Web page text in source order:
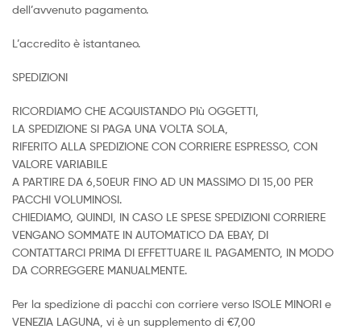
dell’avvenuto pagamento.
L’accredito è istantaneo.
SPEDIZIONI
RICORDIAMO CHE ACQUISTANDO PIù OGGETTI,
LA SPEDIZIONE SI PAGA UNA VOLTA SOLA,
RIFERITO ALLA SPEDIZIONE CON CORRIERE ESPRESSO, CON
VALORE VARIABILE
A PARTIRE DA 6,50EUR FINO AD UN MASSIMO DI 15,00 PER
PACCHI VOLUMINOSI.
CHIEDIAMO, QUINDI, IN CASO LE SPESE SPEDIZIONI CORRIERE
VENGANO SOMMATE IN AUTOMATICO DA EBAY, DI
CONTATTARCI PRIMA DI EFFETTUARE IL PAGAMENTO, IN MODO
DA CORREGGERE MANUALMENTE.
Per la spedizione di pacchi con corriere verso ISOLE MINORI e
VENEZIA LAGUNA, vi è un supplemento di €7,00